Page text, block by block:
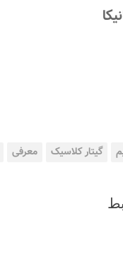
گیتار کلاسیک معرفی